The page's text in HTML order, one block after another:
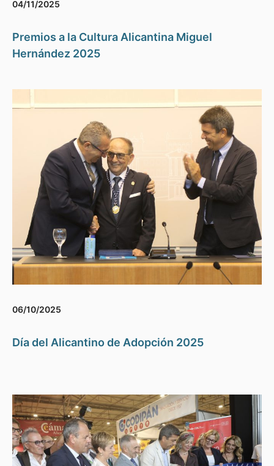
04/11/2025
Premios a la Cultura Alicantina Miguel
Hernández 2025
06/10/2025
Día del Alicantino de Adopción 2025